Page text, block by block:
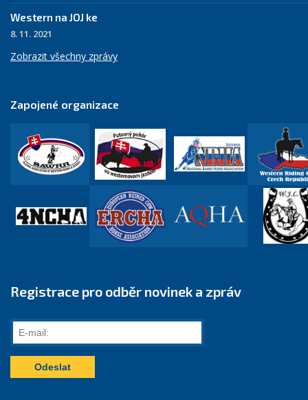
Western na JOJ ke
8. 11. 2021
Zobrazit všechny zprávy
Zapojené organizace
Registrace pro odběr novinek a zpráv
E-
mail: